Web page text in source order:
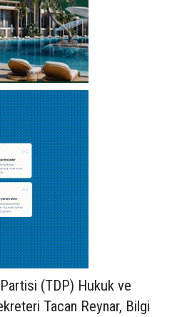
(TDP) Hukuk ve
Tacan Reynar, Bilgi